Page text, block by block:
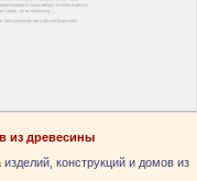
из древесины
конструкций и домов из